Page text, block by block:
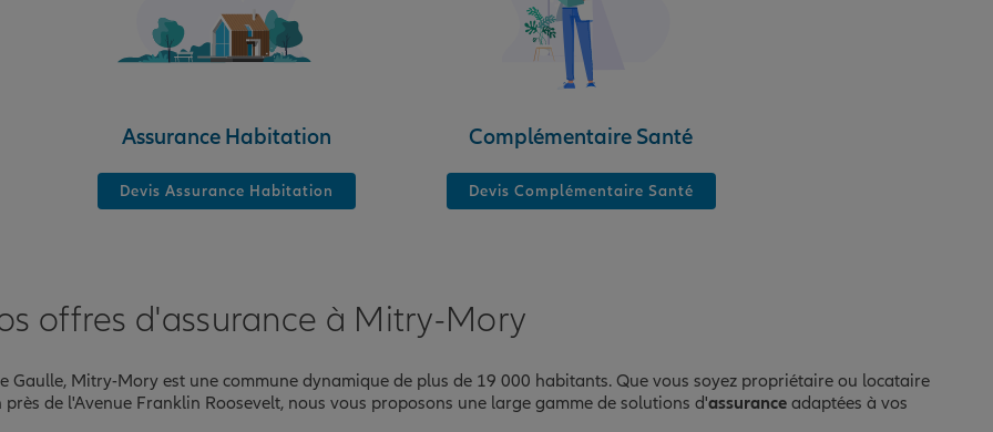
Assurance Habitation
Devis Assurance Habitation
Complémentaire Santé
Devis Complémentaire Santé
offres d'assurance à Mitry-Mory
Gaulle, Mitry-Mory est une commune dynamique de plus de 19 000 habitants. Que vous soyez propriétaire ou locataire
de l'Avenue Franklin Roosevelt, nous vous proposons une large gamme de solutions d'assurance adaptées à vos